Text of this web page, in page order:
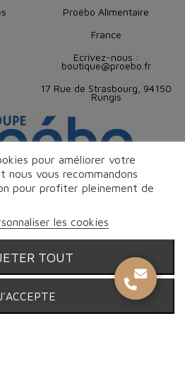
Proébo Alimentaire
France
Ecrivez-nous :
boutique@proebo.fr
17 Rue de Strasbourg, 94150
Rungis
pour améliorer votre
vous recommandons
pour profiter pleinement de
les cookies
TOUT
Charcuterie Traiteur - 2026 |